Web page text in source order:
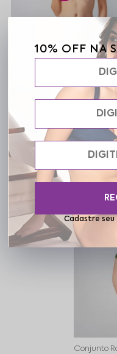
R$ 224,90
3xR$ 74,97sem
10% OFF NA
Cadastre seu